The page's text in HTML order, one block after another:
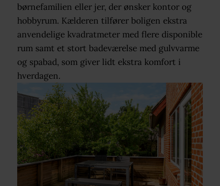
børnefamilien eller jer, der ønsker kontor og
hobbyrum. Kælderen tilfører boligen ekstra
anvendelige kvadratmeter med flere disponible
rum samt et stort badeværelse med gulvvarme
og spabad, som giver lidt ekstra komfort i
hverdagen.